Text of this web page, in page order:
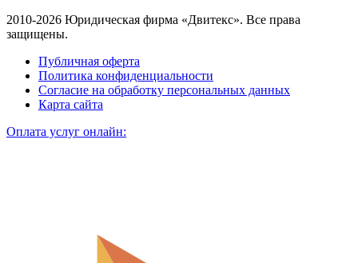
2010-2026 Юридическая фирма «Двитекс». Все права
защищены.
Публичная оферта
Политика конфиденциальности
Согласие на обработку персональных данных
Карта сайта
Оплата услуг онлайн: